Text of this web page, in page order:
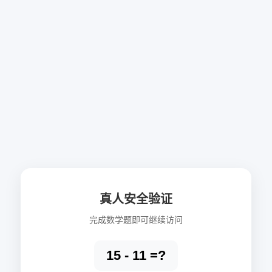
真人安全验证
完成数学题即可继续访问
15 - 11 =?